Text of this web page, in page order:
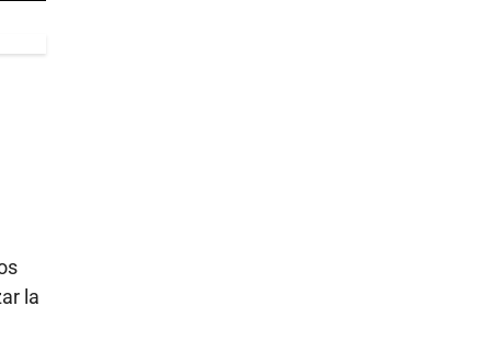
la